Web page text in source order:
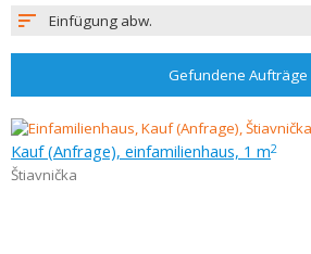
Einfügung abw.
Gefundene Aufträge
Kauf (Anfrage), einfamilienhaus, 1 m2
Štiavnička